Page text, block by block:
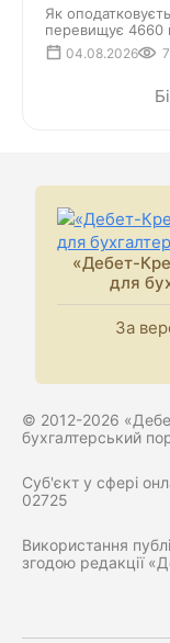
Як
перевищує 4660
04.08.2026
«Дебет-
для
За
© 2012-2026
бухгалтерський
Суб'єкт у сфері
02725
Використання
згодою редакції